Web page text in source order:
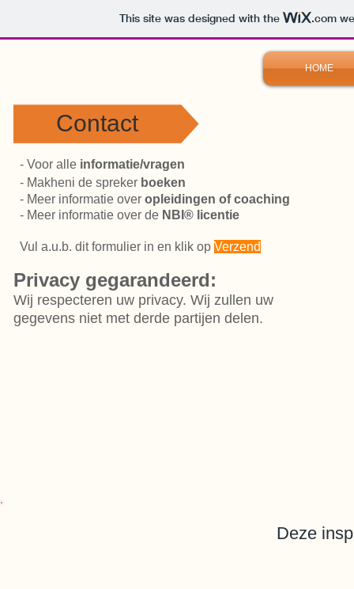
This site was designed with the .com
HOME
Contact
- Voor alle informatie/vragen
- Makheni de spreker boeken
- Meer informatie over opleidingen of coaching
- Meer informatie over de NBI® licentie
Vul a.u.b. dit formulier in en klik op Verzend
Privacy gegarandeerd:
Wij respecteren uw privacy. Wij zullen uw
gegevens niet met derde partijen delen.
Deze